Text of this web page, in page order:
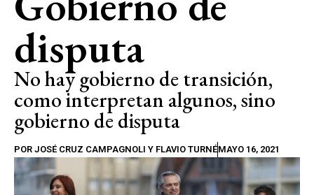
disputa
No hay gobierno de transición,
como interpretan algunos, sino
gobierno de disputa
POR JOSÉ CRUZ CAMPAGNOLI Y FLAVIO TURNÉMAYO 16, 2021